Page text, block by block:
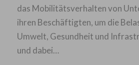
das Mobilitätsverhalten von
ihren Beschäftigten, um die
Umwelt, Gesundheit und
und dabei…